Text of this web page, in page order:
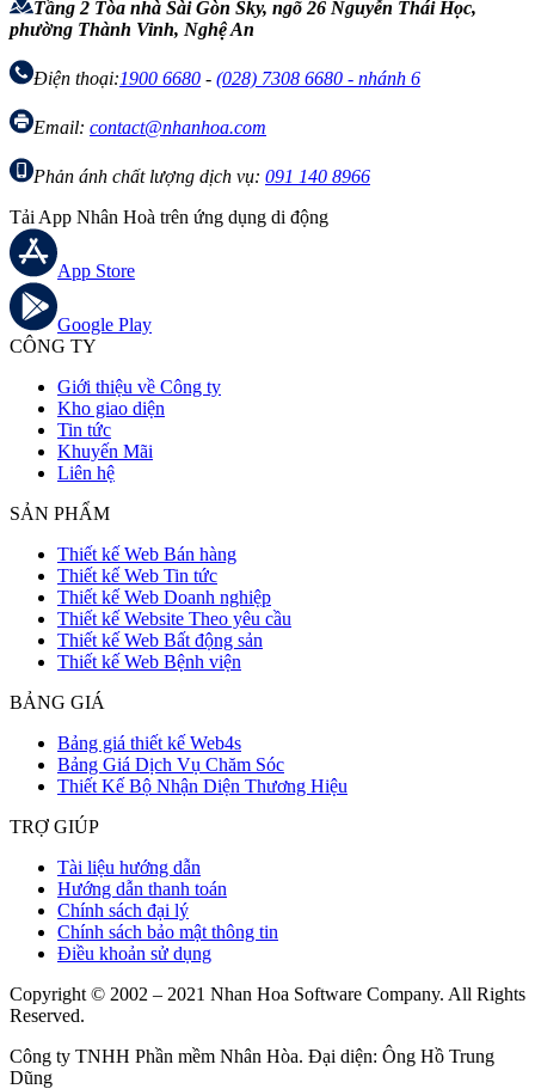
Tầng 2 Tòa nhà Sài Gòn Sky, ngõ 26 Nguyễn Thái Học,
phường Thành Vinh, Nghệ An
Điện thoại:1900 6680 - (028) 7308 6680 - nhánh 6
Email: contact@nhanhoa.com
Phản ánh chất lượng dịch vụ: 091 140 8966
Tải App Nhân Hoà trên ứng dụng di động
App Store
Google Play
CÔNG TY
Giới thiệu về Công ty
Kho giao diện
Tin tức
Khuyến Mãi
Liên hệ
SẢN PHẨM
Thiết kế Web Bán hàng
Thiết kế Web Tin tức
Thiết kế Web Doanh nghiệp
Thiết kế Website Theo yêu cầu
Thiết kế Web Bất động sản
Thiết kế Web Bệnh viện
BẢNG GIÁ
Bảng giá thiết kế Web4s
Bảng Giá Dịch Vụ Chăm Sóc
Thiết Kế Bộ Nhận Diện Thương Hiệu
TRỢ GIÚP
Tài liệu hướng dẫn
Hướng dẫn thanh toán
Chính sách đại lý
Chính sách bảo mật thông tin
Điều khoản sử dụng
Copyright © 2002 – 2021 Nhan Hoa Software Company. All Rights
Reserved.
Công ty TNHH Phần mềm Nhân Hòa. Đại diện: Ông Hồ Trung
Dũng